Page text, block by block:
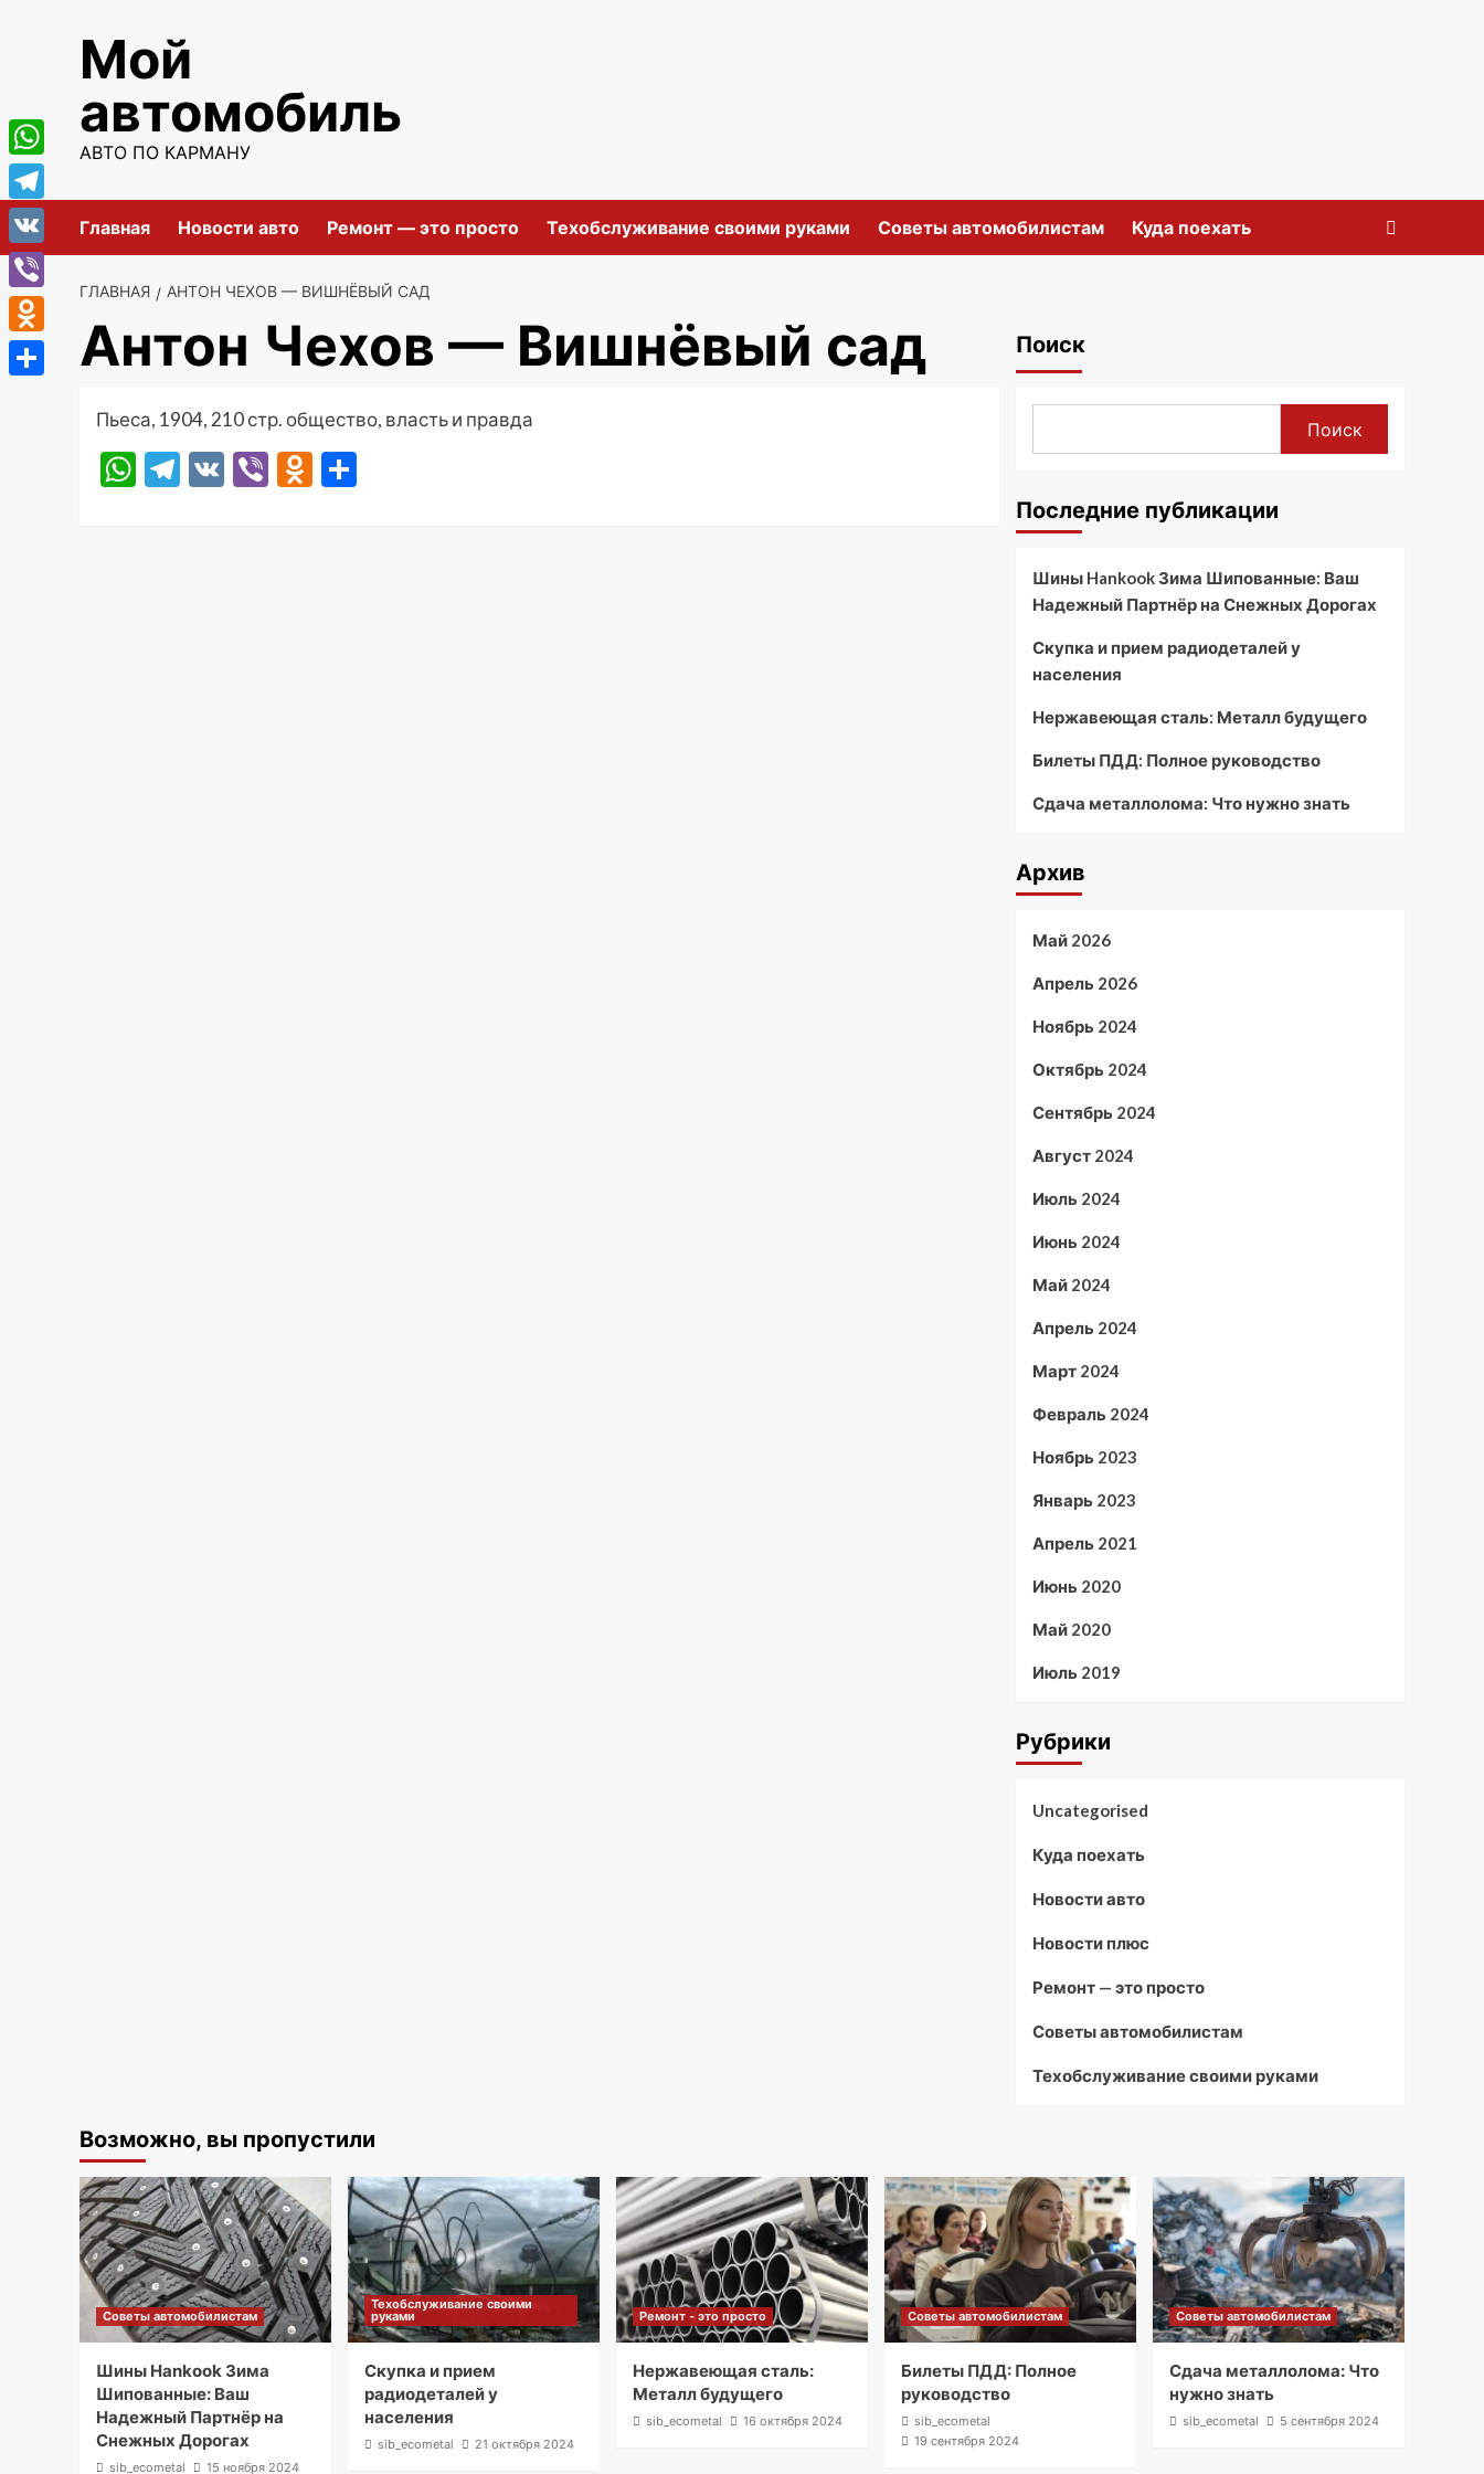
содержимомуМой
автомобиль
АВТО ПО КАРМАНУ
Главная Новости авто Ремонт — это просто Техобслуживание своими руками Советы автомобилистам Куда поехать
ГЛАВНАЯ АНТОН ЧЕХОВ — ВИШНЁВЫЙ САД
Антон Чехов — Вишнёвый сад
Пьеса, 1904, 210 стр. общество, власть и правда
WhatsApp
Telegram
VK ViberOdnoklassniki
Поиск
Поиск
Последние публикации
Шины Hankook Зима Шипованные: Ваш
Надежный Партнёр на Снежных Дорогах
Скупка и прием радиодеталей у
населения
Нержавеющая сталь: Металл будущего
Билеты ПДД: Полное руководство
Сдача металлолома: Что нужно знать
Архив
Май 2026
Апрель 2026
Ноябрь 2024
Октябрь 2024
Сентябрь 2024
Август 2024
Июль 2024
Июнь 2024
Май 2024
Апрель 2024
Март 2024
Февраль 2024
Ноябрь 2023
Январь 2023
Апрель 2021
Июнь 2020
Май 2020
Июль 2019
Рубрики
Uncategorised
Куда поехать
Новости авто
Новости плюс
Ремонт — это просто
Советы автомобилистам
Техобслуживание своими руками
Возможно, вы пропустили
Советы автомобилистам
Шины Hankook Зима
Шипованные: Ваш
Надежный Партнёр на
Снежных Дорогах
sib_ecometal 15 ноября 2024
Техобслуживание своими
руками
Скупка и прием
радиодеталей у
населения
sib_ecometal 21 октября 2024
Ремонт - это просто
Нержавеющая сталь:
Металл будущего
sib_ecometal 16 октября 2024
Советы автомобилистам
Билеты ПДД: Полное
руководство
sib_ecometal
19 сентября 2024
Советы автомобилистам
Сдача металлолома: Что
нужно знать
sib_ecometal 5 сентября 2024
WhatsApp
Telegram
VK
Viber
Odnoklassniki